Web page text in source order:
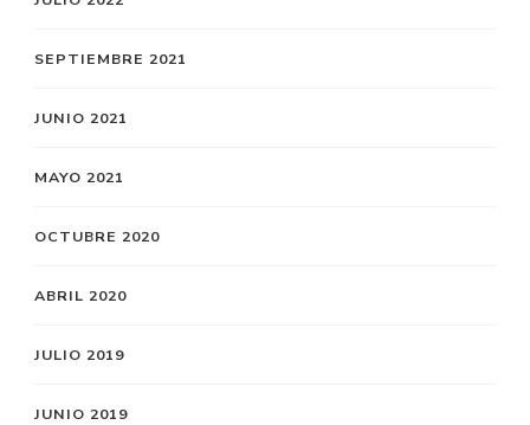
SEPTIEMBRE 2021
JUNIO 2021
MAYO 2021
OCTUBRE 2020
ABRIL 2020
JULIO 2019
JUNIO 2019